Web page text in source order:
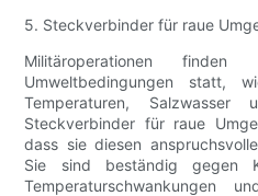
5. Steckverbinder für raue
Militäroperationen
Umweltbedingungen statt,
Temperaturen, Salzwasser
Steckverbinder für raue
dass sie diesen
Sie sind beständig gegen
Temperaturschwankungen